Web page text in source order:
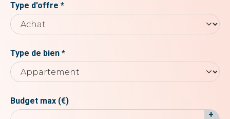
Type d'offre *
Type de bien *
Budget max (€)
+